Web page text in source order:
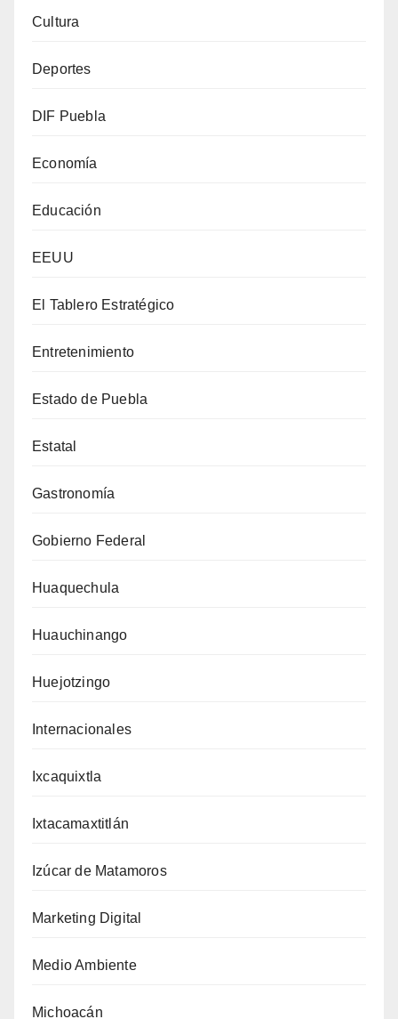
Cultura
Deportes
DIF Puebla
Economía
Educación
EEUU
El Tablero Estratégico
Entretenimiento
Estado de Puebla
Estatal
Gastronomía
Gobierno Federal
Huaquechula
Huauchinango
Huejotzingo
Internacionales
Ixcaquixtla
Ixtacamaxtitlán
Izúcar de Matamoros
Marketing Digital
Medio Ambiente
Michoacán